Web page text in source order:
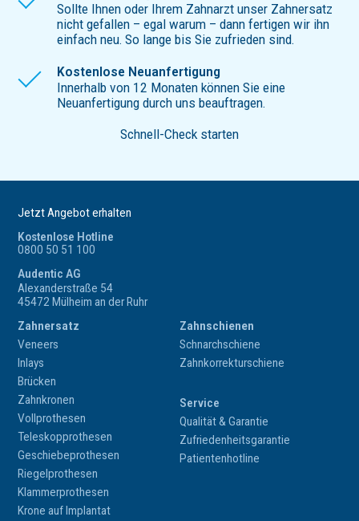
Sollte Ihnen oder Ihrem Zahnarzt unser Zahnersatz
nicht gefallen – egal warum – dann fertigen wir ihn
einfach neu. So lange bis Sie zufrieden sind.
Kostenlose Neuanfertigung
Innerhalb von 12 Monaten können Sie eine
Neuanfertigung durch uns beauftragen.
Schnell-Check starten
Jetzt Angebot erhalten
Kostenlose Hotline
0800 50 51 100
Audentic AG
Alexanderstraße 54
45472 Mülheim an der Ruhr
Zahnersatz
Veneers
Inlays
Brücken
Zahnkronen
Vollprothesen
Teleskopprothesen
Geschiebeprothesen
Riegelprothesen
Klammerprothesen
Krone auf Implantat
Zahnschienen
Schnarchschiene
Zahnkorrekturschiene
Service
Qualität & Garantie
Zufriedenheitsgarantie
Patientenhotline